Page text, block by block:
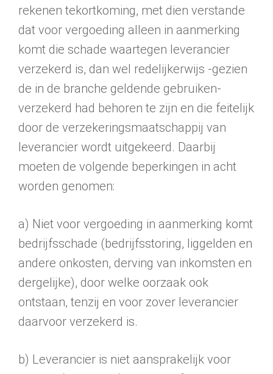
rekenen tekortkoming, met dien verstande
dat voor vergoeding alleen in aanmerking
komt die schade waartegen leverancier
verzekerd is, dan wel redelijkerwijs -gezien
de in de branche geldende gebruiken-
verzekerd had behoren te zijn en die feitelijk
door de verzekeringsmaatschappij van
leverancier wordt uitge­keerd. Daarbij
moeten de volgende beperkingen in acht
worden genomen:
a) Niet voor vergoeding in aanmerking komt
bedrijfsschade (bedrijfsstoring, liggelden en
andere onkosten, derving van inkomsten en
dergelijke), door welke oorzaak ook
ontstaan, tenzij en voor zover leverancier
daarvoor verzekerd is.
b) Leverancier is niet aansprakelijk voor